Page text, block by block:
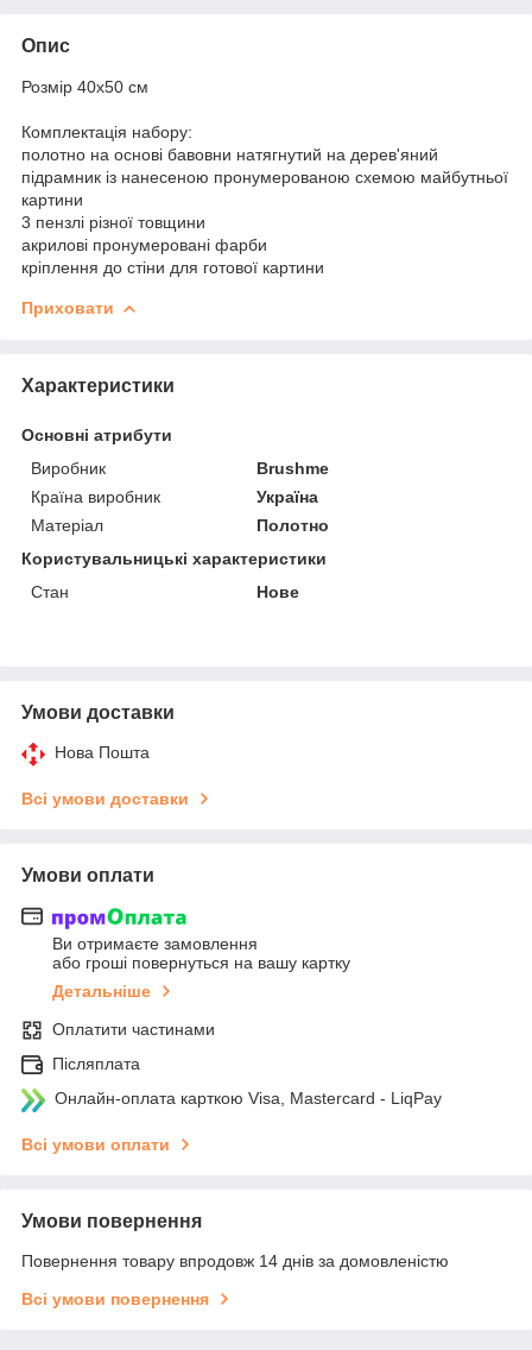
Опис
Розмір 40x50 см
Комплектація набору:
полотно на основі бавовни натягнутий на дерев'яний
підрамник із нанесеною пронумерованою схемою майбутньої
картини
3 пензлі різної товщини
акрилові пронумеровані фарби
кріплення до стіни для готової картини
Приховати
Характеристики
Основні атрибути
Виробник
Brushme
Країна виробник
Україна
Матеріал
Полотно
Користувальницькі характеристики
Стан
Нове
Умови доставки
Нова Пошта
Всі умови доставки
Умови оплати
Ви отримаєте замовлення
або гроші повернуться на вашу картку
Детальніше
Оплатити частинами
Післяплата
Онлайн-оплата карткою Visa, Mastercard - LiqPay
Всі умови оплати
Умови повернення
Повернення товару впродовж 14 днів за домовленістю
Всі умови повернення